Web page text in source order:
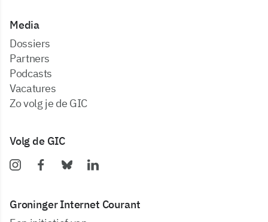
Media
dossiers
partners
podcasts
vacatures
zo volg je de GIC
Volg de GIC
Groninger Internet Courant